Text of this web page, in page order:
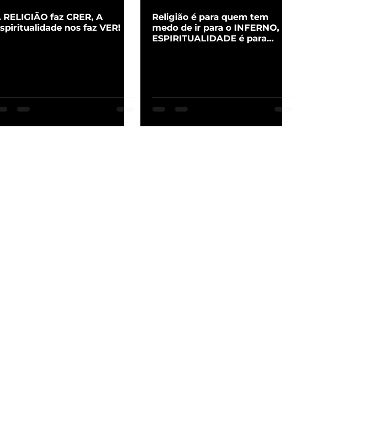
RELIGIÃO faz CRER, A
nos faz VER!
Religião é para quem tem
medo de ir para o INFERNO,
ESPIRITUALIDADE é para